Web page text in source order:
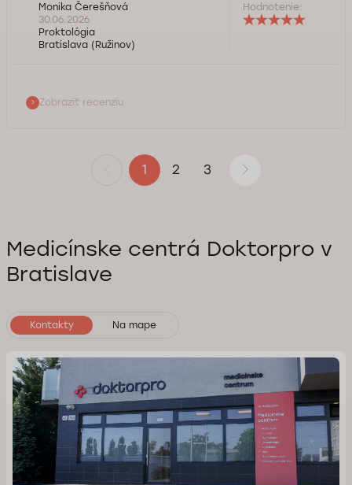
Monika Čerešňová
30.06.2026
Proktológia
Bratislava (Ružinov)
Hodnotenie:
Zobraziť recenziu
1 2 3
Medicínske centrá Doktorpro v
Bratislave
Kontakty Na mape